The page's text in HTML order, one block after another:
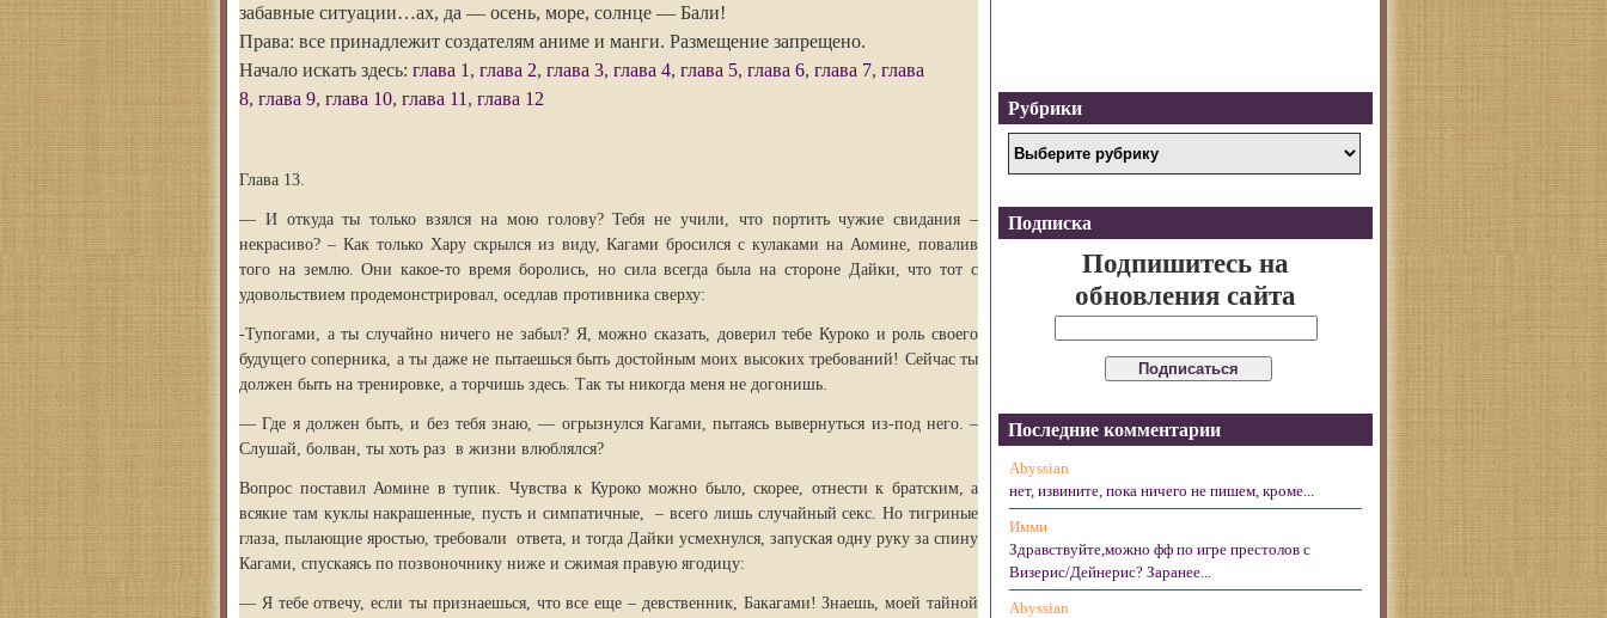
забавные ситуации…ах, да — осень, море, солнце — Бали!
Права: все принадлежит создателям аниме и манги. Размещение запрещено.
Начало искать здесь: глава 1 , глава 2, глава 3, глава 4, глава 5, глава 6, глава 7, глава
8, глава 9, глава 10, глава 11 , глава 12
Глава 13.
— И откуда ты только взялся на мою голову? Тебя не учили, что портить чужие свидания –
некрасиво? – Как только Хару скрылся из виду, Кагами бросился с кулаками на Аомине, повалив
того на землю. Они какое-то время боролись, но сила всегда была на стороне Дайки, что тот с
удовольствием продемонстрировал, оседлав противника сверху:
-Тупогами, а ты случайно ничего не забыл? Я, можно сказать, доверил тебе Куроко и роль своего
будущего соперника, а ты даже не пытаешься быть достойным моих высоких требований! Сейчас ты
должен быть на тренировке, а торчишь здесь. Так ты никогда меня не догонишь.
— Где я должен быть, и без тебя знаю, — огрызнулся Кагами, пытаясь вывернуться из-под него. –
Слушай, болван, ты хоть раз в жизни влюблялся?
Вопрос поставил Аомине в тупик. Чувства к Куроко можно было, скорее, отнести к братским, а
всякие там куклы накрашенные, пусть и симпатичные, – всего лишь случайный секс. Но тигриные
глаза, пылающие яростью, требовали ответа, и тогда Дайки усмехнулся, запуская одну руку за спину
Кагами, спускаясь по позвоночнику ниже и сжимая правую ягодицу:
— Я тебе отвечу, если ты признаешься, что все еще – девственник, Бакагами! Знаешь, моей тайной
Рубрики
Подписка
Подпишитесь на
обновления сайта
Последние комментарии
Abyssian
нет, извините, пока ничего не пишем, кроме...
Имми
Здравствуйте,можно фф по игре престолов с
Визерис/Дейнерис? Заранее...
Abyssian